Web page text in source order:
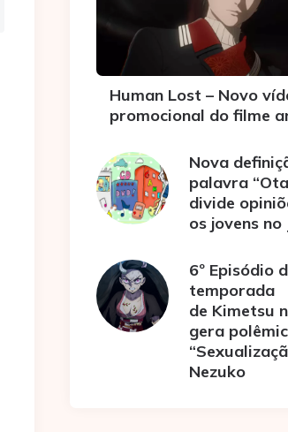
Human Lost – Novo
promocional do filme
Nova
palavra
divide
os jovens no
6º Episódio
temporada
de Kimetsu
gera
Nezuko